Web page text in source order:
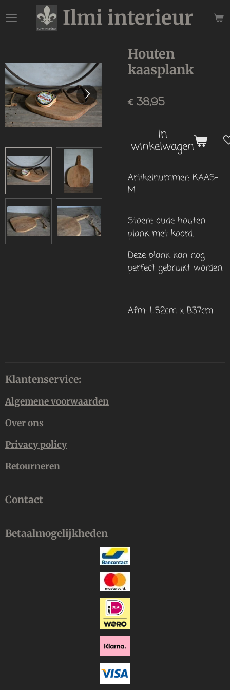
direct
hoofdinhoud
Ilmi interieur
Houten
kaasplank
€ 38,95
In
winkelwagen
Artikelnummer: KAAS-
M
Stoere oude houten
plank met koord.
Deze plank kan nog
perfect gebruikt worden.
Afm: L52cm x B37cm
Klantenservice:
Algemene voorwaarden
Over ons
Privacy policy
Retourneren
Contact
Betaalmogelijkheden